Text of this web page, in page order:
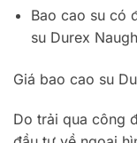
Bao cao su có
su Durex
Giá bao cao su
Do trải qua công